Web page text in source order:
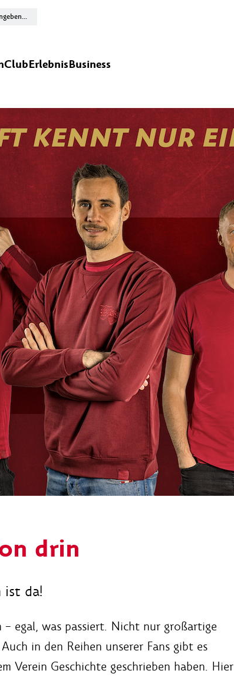
ClubErlebnisBusiness
drin
ist da!
egal, was passiert. Nicht nur großartige
in den Reihen unserer Fans gibt es
Verein Geschichte geschrieben haben. Hier